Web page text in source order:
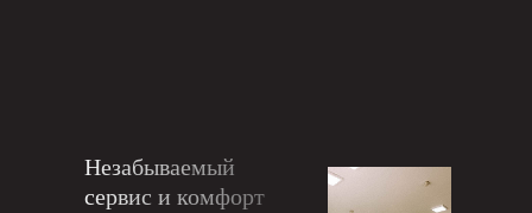
Незабываемый
сервис и комфорт